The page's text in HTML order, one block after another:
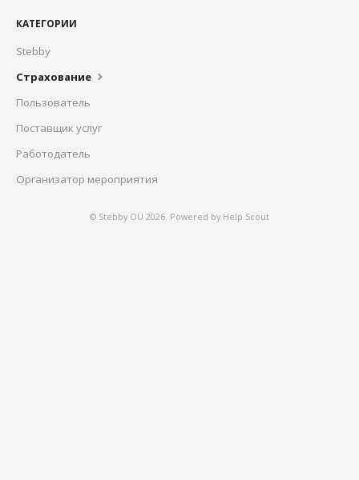
КАТЕГОРИИ
Stebby
Страхование
Пользователь
Поставщик услуг
Работодатель
Oрганизатор мероприятия
© Stebby OÜ 2026. Powered by Help Scout